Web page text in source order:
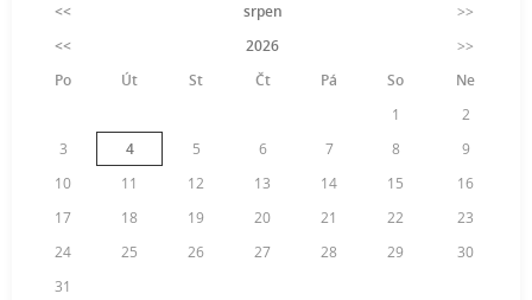
<< srpen
>>
<<
2026
>>
Po
Út St Čt Pá So
Ne
1
2
3
4 5 6 7 8
9
10
11 12 13 14 15
16
17
18 19 20 21 22
23
24
25 26 27 28 29
30
31